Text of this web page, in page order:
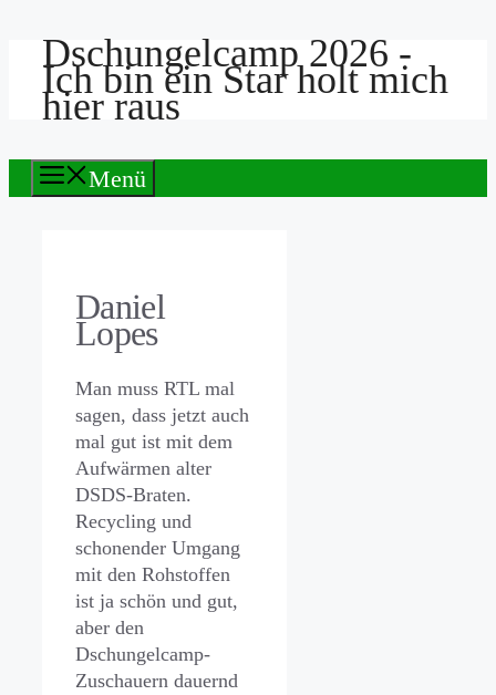
springen
Dschungelcamp 2026 -
Ich bin ein Star holt mich
hier raus
Menü
Daniel
Lopes
Man muss RTL mal
sagen, dass jetzt auch
mal gut ist mit dem
Aufwärmen alter
DSDS-Braten.
Recycling und
schonender Umgang
mit den Rohstoffen
ist ja schön und gut,
aber den
Dschungelcamp-
Zuschauern dauernd